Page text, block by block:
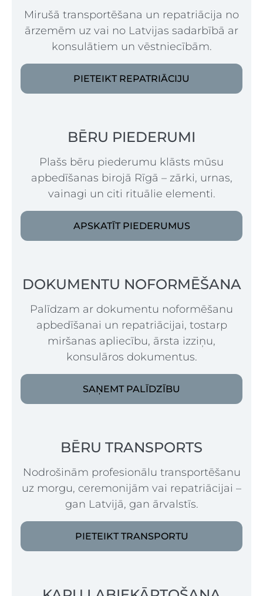
Mirušā transportēšana un repatriācija no
ārzemēm uz vai no Latvijas sadarbībā ar
konsulātiem un vēstniecībām.
PIETEIKT REPATRIĀCIJU
BĒRU PIEDERUMI
Plašs bēru piederumu klāsts mūsu
apbedīšanas birojā Rīgā – zārki, urnas,
vainagi un citi rituālie elementi.
APSKATĪT PIEDERUMUS
DOKUMENTU NOFORMĒŠANA
Palīdzam ar dokumentu noformēšanu
apbedīšanai un repatriācijai, tostarp
miršanas apliecību, ārsta izziņu,
konsulāros dokumentus.
SAŅEMT PALĪDZĪBU
BĒRU TRANSPORTS
Nodrošinām profesionālu transportēšanu
uz morgu, ceremonijām vai repatriācijai –
gan Latvijā, gan ārvalstīs.
PIETEIKT TRANSPORTU